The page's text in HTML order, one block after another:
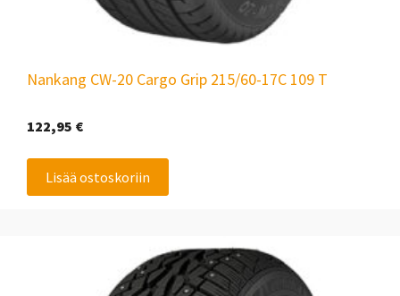
Nankang CW-20 Cargo Grip 215/60-17C 109 T
122,95 €
Lisää ostoskoriin